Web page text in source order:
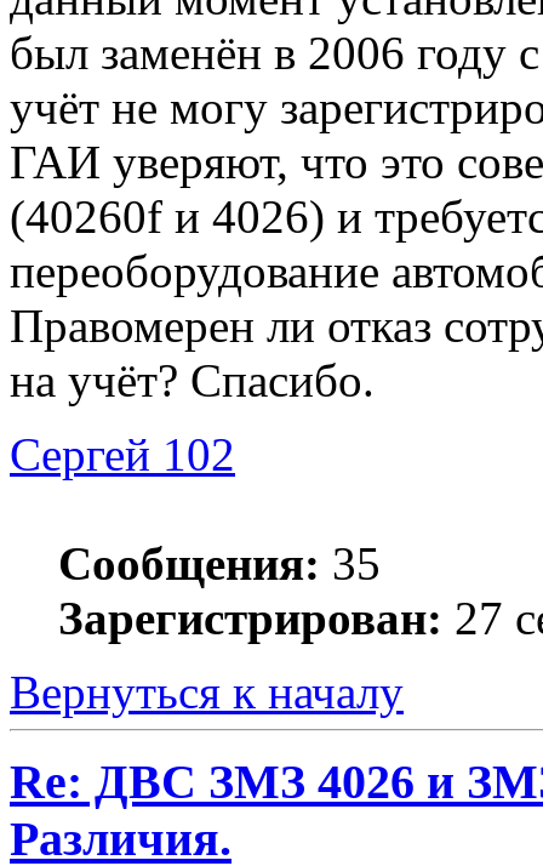
был заменён в 2006
учёт не могу
ГАИ уверяют, что это
(40260f и 4026) и
переоборудование
Правомерен ли отказ
на учёт? Спасибо.
Сергей 102
Сообщения: 35
Зарегистрирован: 27
Вернуться к началу
Re: ДВС ЗМЗ 4026 и
Различия.